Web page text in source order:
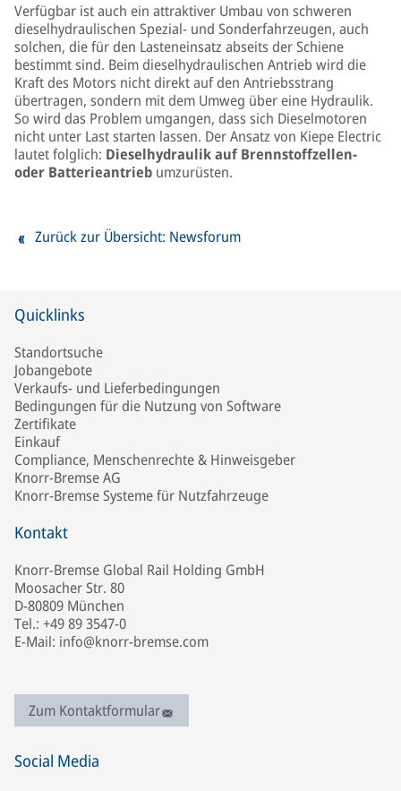
Verfügbar ist auch ein attraktiver Umbau von schweren
dieselhydraulischen Spezial- und Sonderfahrzeugen, auch
solchen, die für den Lasteneinsatz abseits der Schiene
bestimmt sind. Beim dieselhydraulischen Antrieb wird die
Kraft des Motors nicht direkt auf den Antriebsstrang
übertragen, sondern mit dem Umweg über eine Hydraulik.
So wird das Problem umgangen, dass sich Dieselmotoren
nicht unter Last starten lassen. Der Ansatz von Kiepe Electric
lautet folglich: Dieselhydraulik auf Brennstoffzellen-
oder Batterieantrieb umzurüsten.
Zurück zur Übersicht: Newsforum
Quicklinks
Standortsuche
Jobangebote
Verkaufs- und Lieferbedingungen
Bedingungen für die Nutzung von Software
Zertifikate
Einkauf
Compliance, Menschenrechte & Hinweisgeber
Knorr-Bremse AG
Knorr-Bremse Systeme für Nutzfahrzeuge
Kontakt
Knorr-Bremse Global Rail Holding GmbH
Moosacher Str. 80
D-80809 München
Tel.: +49 89 3547-0
E-Mail: info@knorr-bremse.com
Zum Kontaktformular
Social Media